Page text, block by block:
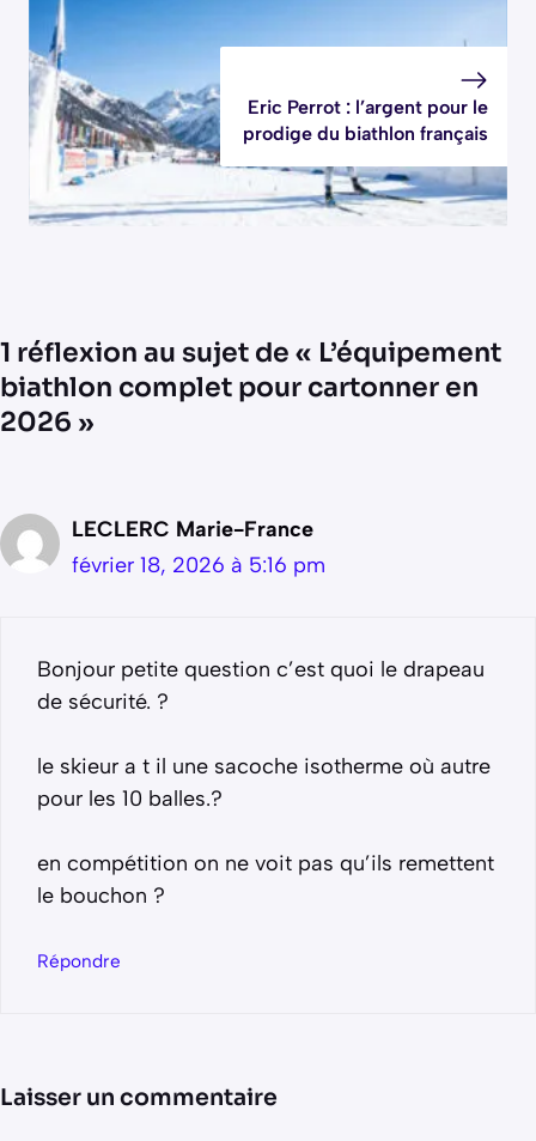
Eric Perrot : l’argent pour le
prodige du biathlon français
1 réflexion au sujet de « L’équipement
biathlon complet pour cartonner en
2026 »
LECLERC Marie-France
février 18, 2026 à 5:16 pm
Bonjour petite question c’est quoi le drapeau
de sécurité. ?
le skieur a t il une sacoche isotherme où autre
pour les 10 balles.?
en compétition on ne voit pas qu’ils remettent
le bouchon ?
Répondre
Laisser un commentaire